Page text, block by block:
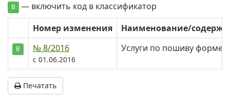
В
— включить код в классификатор
Номер изменения
Наименование/
В № 8/2016
с 01.06.2016
Услуги по пошиву
Печатать